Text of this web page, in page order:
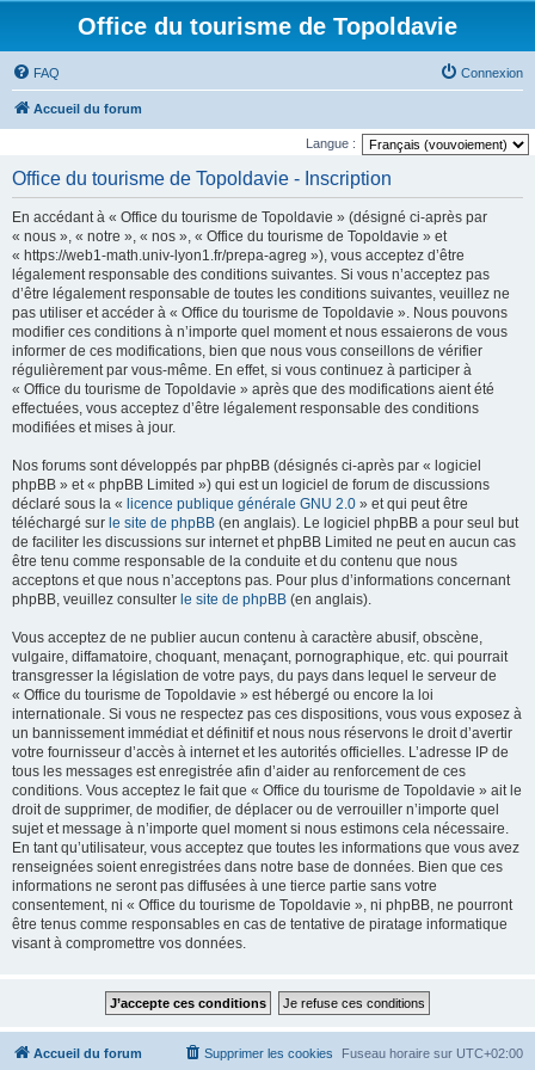
Office du tourisme de Topoldavie
FAQ Connexion
Accueil du forum
Langue :
Office du tourisme de Topoldavie - Inscription
En accédant à « Office du tourisme de Topoldavie » (désigné ci-après par
« nous », « notre », « nos », « Office du tourisme de Topoldavie » et
« https://web1-math.univ-lyon1.fr/prepa-agreg »), vous acceptez d’être
légalement responsable des conditions suivantes. Si vous n’acceptez pas
d’être légalement responsable de toutes les conditions suivantes, veuillez ne
pas utiliser et accéder à « Office du tourisme de Topoldavie ». Nous pouvons
modifier ces conditions à n’importe quel moment et nous essaierons de vous
informer de ces modifications, bien que nous vous conseillons de vérifier
régulièrement par vous-même. En effet, si vous continuez à participer à
« Office du tourisme de Topoldavie » après que des modifications aient été
effectuées, vous acceptez d’être légalement responsable des conditions
modifiées et mises à jour.
Nos forums sont développés par phpBB (désignés ci-après par « logiciel
phpBB » et « phpBB Limited ») qui est un logiciel de forum de discussions
déclaré sous la « licence publique générale GNU 2.0 » et qui peut être
téléchargé sur le site de phpBB (en anglais). Le logiciel phpBB a pour seul but
de faciliter les discussions sur internet et phpBB Limited ne peut en aucun cas
être tenu comme responsable de la conduite et du contenu que nous
acceptons et que nous n’acceptons pas. Pour plus d’informations concernant
phpBB, veuillez consulter le site de phpBB (en anglais).
Vous acceptez de ne publier aucun contenu à caractère abusif, obscène,
vulgaire, diffamatoire, choquant, menaçant, pornographique, etc. qui pourrait
transgresser la législation de votre pays, du pays dans lequel le serveur de
« Office du tourisme de Topoldavie » est hébergé ou encore la loi
internationale. Si vous ne respectez pas ces dispositions, vous vous exposez à
un bannissement immédiat et définitif et nous nous réservons le droit d’avertir
votre fournisseur d’accès à internet et les autorités officielles. L’adresse IP de
tous les messages est enregistrée afin d’aider au renforcement de ces
conditions. Vous acceptez le fait que « Office du tourisme de Topoldavie » ait le
droit de supprimer, de modifier, de déplacer ou de verrouiller n’importe quel
sujet et message à n’importe quel moment si nous estimons cela nécessaire.
En tant qu’utilisateur, vous acceptez que toutes les informations que vous avez
renseignées soient enregistrées dans notre base de données. Bien que ces
informations ne seront pas diffusées à une tierce partie sans votre
consentement, ni « Office du tourisme de Topoldavie », ni phpBB, ne pourront
être tenus comme responsables en cas de tentative de piratage informatique
visant à compromettre vos données.
Accueil du forum Fuseau horaire sur UTC+02:00
Supprimer les cookies